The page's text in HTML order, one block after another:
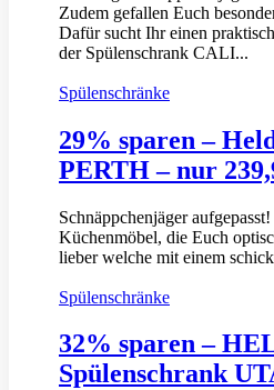
Zudem gefallen Euch
Dafür sucht Ihr einen
der Spülenschrank CALI...
Spülenschränke
29% sparen –
PERTH – nur
Schnäppchenjäger
Küchenmöbel, die Euch
lieber welche mit einem
Spülenschränke
32% sparen –
Spülenschrank